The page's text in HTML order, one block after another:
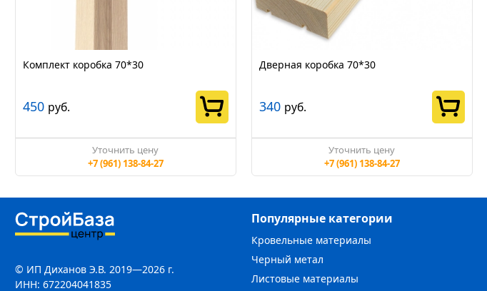
Комплект коробка 70*30
450 руб.
Уточнить цену
+7 (961) 138-84-27
Дверная коробка 70*30
340 руб.
Уточнить цену
+7 (961) 138-84-27
© ИП Диханов Э.В. 2019—2026 г.
ИНН: 672204041835
Популярные категории
Кровельные материалы
Черный метал
Листовые материалы